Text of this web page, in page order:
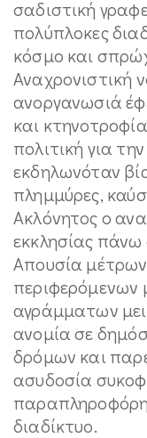
σαδιστική
πολύπλοκες
κόσμο και
Αναχρονιστική
ανοργανωσιά
και
πολιτική για
εκδηλωνόταν
πλημμύρες,
Ακλόνητος ο
εκκλησίας πάνω
Απουσία
αγράμματων
ανομία σε
δρόμων και
ασυδοσία
διαδίκτυο.